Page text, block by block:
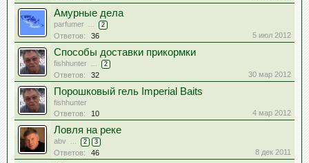
Амурные дела
parfumer ... 2
Ответов: 36 5 июл 2012
Способы доставки прикормки
fishhunter ... 2
Ответов: 32 30 мар 2012
Порошковый гель Imperial Baits
fishhunter
Ответов:
10 4 мар 2012
Ловля на реке
abv ... 2 3
Ответов: 46 8 дек 2011